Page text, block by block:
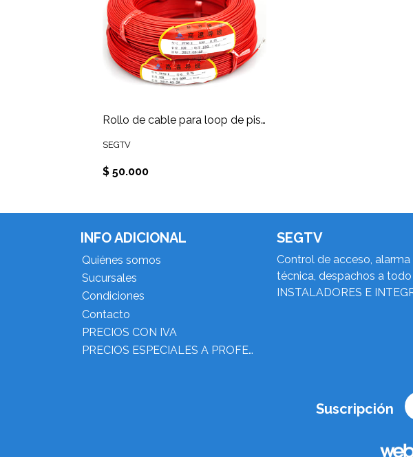
Rollo de cable para loop de piso 0.75mm x50M
SEGTV
$ 50.000
INFO ADICIONAL
Quiénes somos
Sucursales
Condiciones
Contacto
PRECIOS CON IVA
PRECIOS ESPECIALES A PROFESIONALES DEL RUBRO
SEGTV
Control de acceso, alarma
técnica, despachos a todo
INSTALADORES E
Suscripción